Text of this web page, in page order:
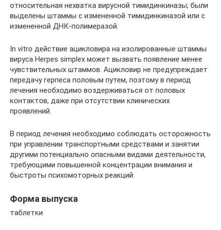
относительная нехватка вирусной тимидинкиназы; были
выделены штаммы с измененной тимидинкиназой или с
измененной ДНК-полимеразой.
In vitro действие ацикловира на изолированные штаммы
вируса Herpes simplex может вызвать появление менее
чувствительных штаммов. Ацикловир не предупреждает
передачу герпеса половым путем, поэтому в период
лечения необходимо воздерживаться от половых
контактов, даже при отсутствии клинических
проявлений.
В период лечения необходимо соблюдать осторожность
при управлении транспортными средствами и занятии
другими потенциально опасными видами деятельности,
требующими повышенной концентрации внимания и
быстроты психомоторных реакций.
Форма выпуска
таблетки